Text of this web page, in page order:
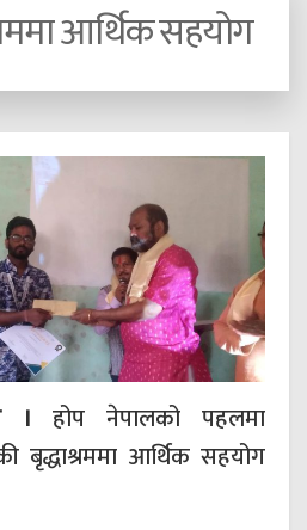
आर्थिक सहयोग
। होप नेपालको पहलमा
बृद्धाश्रममा आर्थिक सहयोग